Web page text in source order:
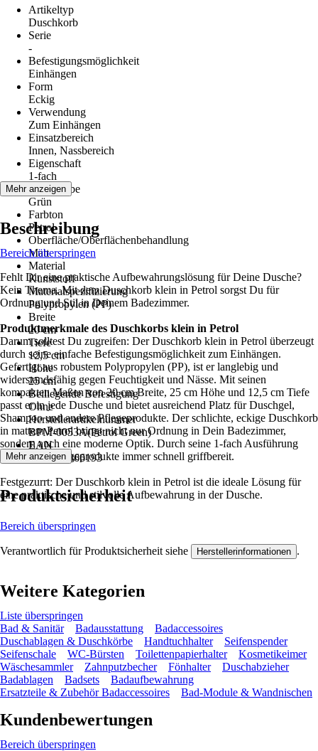
Artikeltyp
Duschkorb
Serie
-
Befestigungsmöglichkeit
Einhängen
Form
Eckig
Verwendung
Zum Einhängen
Einsatzbereich
Innen, Nassbereich
Eigenschaft
1-fach
Grundfarbe
Grün
Farbton
Petrol
Oberfläche/Oberflächenbehandlung
Matt
Material
Kunststoff
Materialspezifizierung
Polypropylen (PP)
Breite
20 cm
Tiefe
12,5 cm
Höhe
25 cm
Beiliegende Befestigung
Ohne
Herstellerartikelnummer
BPM-0053A(Petrol Green)
EAN
4306517366193
Mehr anzeigen
Beschreibung
Bereich überspringen
Fehlt Dir eine praktische Aufbewahrungslösung für Deine Dusche?
Kein Thema. Mit dem Duschkorb klein in Petrol sorgst Du für
Ordnung und Stil in Deinem Badezimmer.
Produktmerkmale des Duschkorbs klein in Petrol
Darum solltest Du zugreifen: Der Duschkorb klein in Petrol überzeugt
durch seine einfache Befestigungsmöglichkeit zum Einhängen.
Gefertigt aus robustem Polypropylen (PP), ist er langlebig und
widerstandsfähig gegen Feuchtigkeit und Nässe. Mit seinen
kompakten Maßen von 20 cm Breite, 25 cm Höhe und 12,5 cm Tiefe
passt er in jede Dusche und bietet ausreichend Platz für Duschgel,
Shampoo und andere Pflegeprodukte. Der schlichte, eckige Duschkorb
in mattem Petrol bringt nicht nur Ordnung in Dein Badezimmer,
sondern auch eine moderne Optik. Durch seine 1-fach Ausführung
sind Deine Pflegeprodukte immer schnell griffbereit.
Festgezurrt: Der Duschkorb klein in Petrol ist die ideale Lösung für
eine praktische und stilvolle Aufbewahrung in der Dusche.
Mehr anzeigen
Produktsicherheit
Bereich überspringen
Verantwortlich für Produktsicherheit siehe Herstellerinformationen .
Weitere Kategorien
Liste überspringen
Bad & Sanitär
Badausstattung
Badaccessoires
Duschablagen & Duschkörbe
Handtuchhalter
Seifenspender
Seifenschale
WC-Bürsten Toilettenpapierhalter
Kosmetikeimer
Wäschesammler
Zahnputzbecher Fönhalter
Duschabzieher
Badablagen
Badsets
Badaufbewahrung
Ersatzteile & Zubehör Badaccessoires
Bad-Module & Wandnischen
Kundenbewertungen
Bereich überspringen